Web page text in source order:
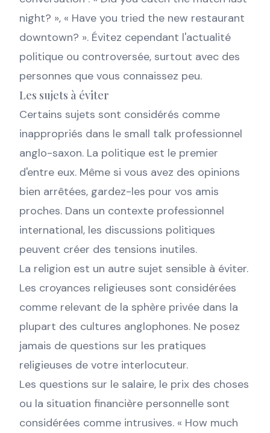
night? », « Have you tried the new restaurant
downtown? ». Évitez cependant l'actualité
politique ou controversée, surtout avec des
personnes que vous connaissez peu.
Les sujets à éviter
Certains sujets sont considérés comme
inappropriés dans le small talk professionnel
anglo-saxon. La politique est le premier
d'entre eux. Même si vous avez des opinions
bien arrêtées, gardez-les pour vos amis
proches. Dans un contexte professionnel
international, les discussions politiques
peuvent créer des tensions inutiles.
La religion est un autre sujet sensible à éviter.
Les croyances religieuses sont considérées
comme relevant de la sphère privée dans la
plupart des cultures anglophones. Ne posez
jamais de questions sur les pratiques
religieuses de votre interlocuteur.
Les questions sur le salaire, le prix des choses
ou la situation financière personnelle sont
considérées comme intrusives. « How much